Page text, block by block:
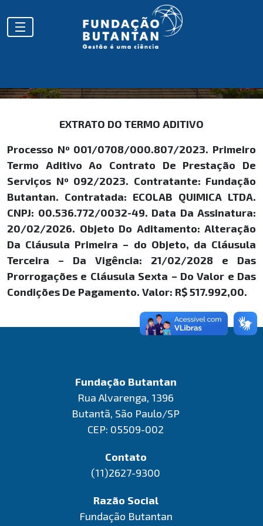
EXTRATOS
EXTRATO DO TERMO ADITIVO
Processo Nº 001/0708/000.807/2023. Primeiro
Termo Aditivo Ao Contrato De Prestação De
Serviços Nº 092/2023. Contratante: Fundação
Butantan. Contratada: ECOLAB QUIMICA LTDA.
CNPJ: 00.536.772/0032-49. Data Da Assinatura:
20/02/2026. Objeto Do Aditamento: Alteração
Da Cláusula Primeira – do Objeto, da Cláusula
Terceira – Da Vigência: 21/02/2028 e Das
Prorrogações e Cláusula Sexta – Do Valor e Das
Condições De Pagamento. Valor: R$ 517.992,00.
Fundação Butantan
Rua Alvarenga, 1396
Butantã, São Paulo/SP
CEP: 05509-002
Contato
(11)2627-9300
Razão Social
Fundação Butantan